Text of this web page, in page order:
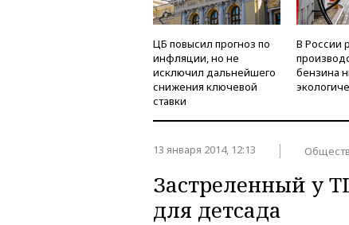
ЦБ повысил прогноз по
инфляции, но не
исключил дальнейшего
снижения ключевой
ставки
В России
бензина
13 января 2014, 12:13
Застреленный у
для детсада